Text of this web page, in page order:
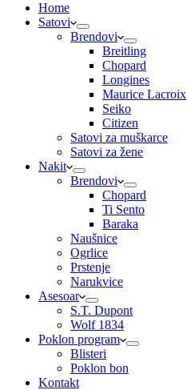
Home
Satovi
Brendovi
Breitling
Chopard
Longines
Maurice Lacroix
Seiko
Citizen
Satovi za muškarce
Satovi za žene
Nakit
Brendovi
Chopard
Ti Sento
Baraka
Naušnice
Ogrlice
Prstenje
Narukvice
Asesoar
S.T. Dupont
Wolf 1834
Poklon program
Blisteri
Poklon bon
Kontakt